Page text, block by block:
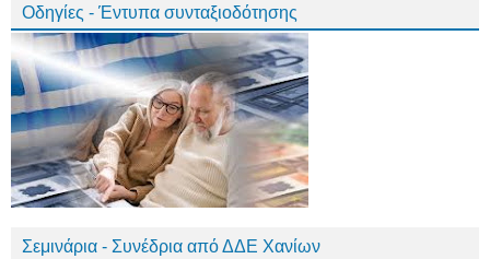
Οδηγίες - Έντυπα συνταξιοδότησης
Σεμινάρια - Συνέδρια από ΔΔΕ Χανίων